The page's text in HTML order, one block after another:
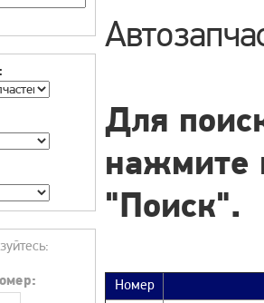
Для
нажмите
"Поиск".
Номер